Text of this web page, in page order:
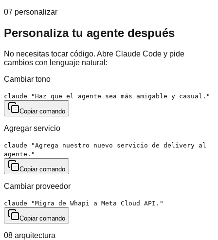
07 personalizar
Personaliza tu agente después
No necesitas tocar código. Abre Claude Code y pide
cambios con lenguaje natural:
Cambiar tono
claude "Haz que el agente sea más amigable y casual."
Copiar comando
Agregar servicio
claude "Agrega nuestro nuevo servicio de delivery al
agente."
Copiar comando
Cambiar proveedor
claude "Migra de Whapi a Meta Cloud API."
Copiar comando
08 arquitectura